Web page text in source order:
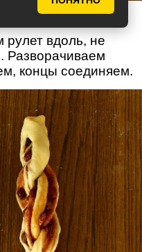
вдоль, не
Разворачиваем
концы соединяем.